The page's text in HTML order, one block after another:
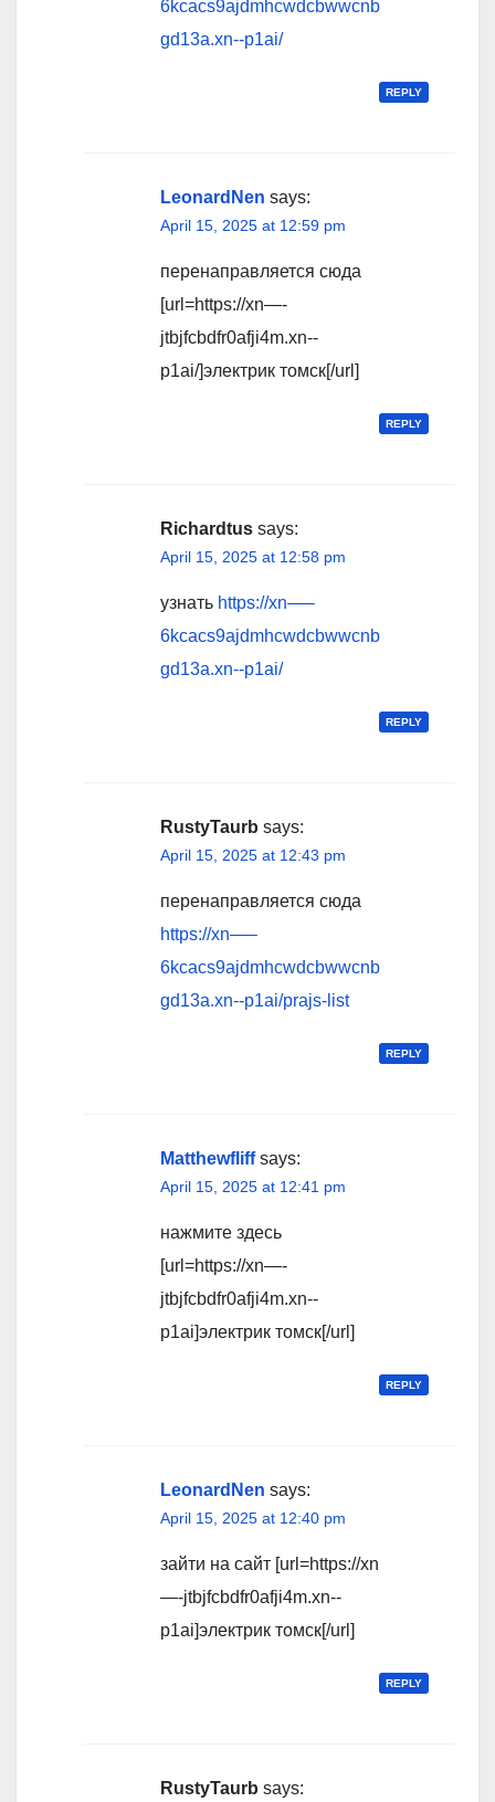
6kcacs9ajdmhcwdcbwwcnb
gd13a.xn--p1ai/
REPLY
LeonardNen says:
April 15, 2025 at 12:59 pm
перенаправляется сюда
[url=https://xn—-
jtbjfcbdfr0afji4m.xn--
p1ai/]электрик томск[/url]
REPLY
Richardtus says:
April 15, 2025 at 12:58 pm
узнать https://xn—–
6kcacs9ajdmhcwdcbwwcnb
gd13a.xn--p1ai/
REPLY
RustyTaurb says:
April 15, 2025 at 12:43 pm
перенаправляется сюда
https://xn—–
6kcacs9ajdmhcwdcbwwcnb
gd13a.xn--p1ai/prajs-list
REPLY
Matthewfliff says:
April 15, 2025 at 12:41 pm
нажмите здесь
[url=https://xn—-
jtbjfcbdfr0afji4m.xn--
p1ai]электрик томск[/url]
REPLY
LeonardNen says:
April 15, 2025 at 12:40 pm
зайти на сайт [url=https://xn
—-jtbjfcbdfr0afji4m.xn--
p1ai]электрик томск[/url]
REPLY
RustyTaurb says: